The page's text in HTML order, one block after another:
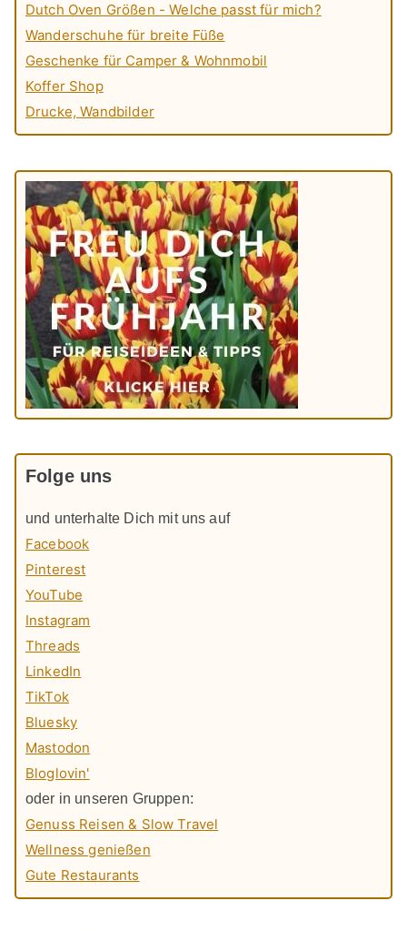
Dutch Oven Größen - Welche passt für mich?
Wanderschuhe für breite Füße
Geschenke für Camper & Wohnmobil
Koffer Shop
Drucke, Wandbilder
Folge uns
und unterhalte Dich mit uns auf
Facebook
Pinterest
YouTube
Instagram
Threads
LinkedIn
TikTok
Bluesky
Mastodon
Bloglovin'
oder in unseren Gruppen:
Genuss Reisen & Slow Travel
Wellness genießen
Gute Restaurants